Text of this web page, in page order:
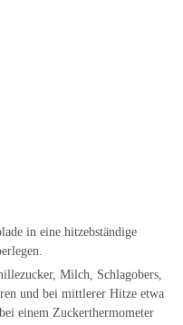
in eine hitzebständige
Milch, Schlagobers,
und bei mittlerer Hitze etwa
einem Zuckerthermometer